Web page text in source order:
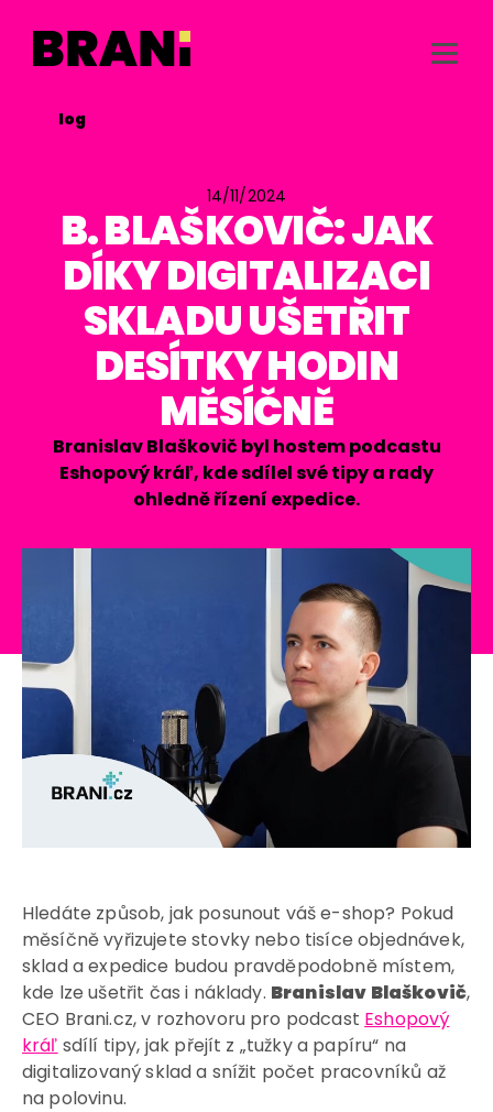
Blog
14/11/2024
B. BLAŠKOVIČ: JAK
DÍKY DIGITALIZACI
SKLADU UŠETŘIT
DESÍTKY HODIN
MĚSÍČNĚ
Branislav Blaškovič byl hostem podcastu
Eshopový kráľ, kde sdílel své tipy a rady
ohledně řízení expedice.
Hledáte způsob, jak posunout váš e-shop? Pokud
měsíčně vyřizujete stovky nebo tisíce objednávek,
sklad a expedice budou pravděpodobně místem,
kde lze ušetřit čas i náklady. Branislav Blaškovič,
CEO Brani.cz, v rozhovoru pro podcast Eshopový
kráľ sdílí tipy, jak přejít z „tužky a papíru“ na
digitalizovaný sklad a snížit počet pracovníků až
na polovinu.